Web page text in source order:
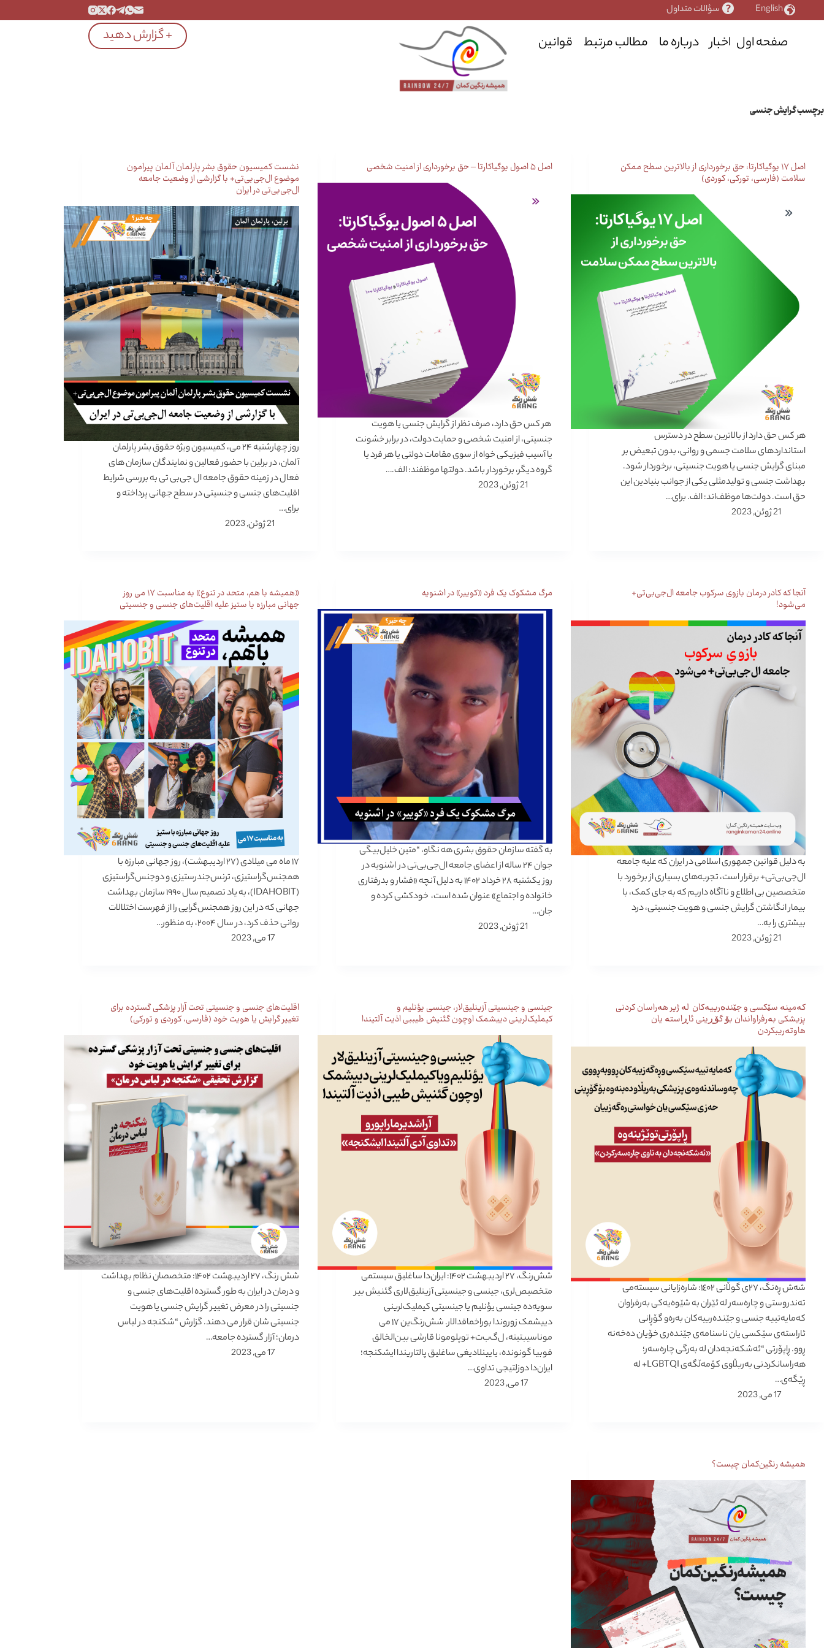
به
English سؤالات متداول
صفحه اول اخبار درباره ما مطالب مرتبط قوانین + گزارش دهید
برچسبگرایش جنسی
اصل ۱۷ یوگیاکارتا: حق برخورداری از بالاترین سطح ممکن
سلامت (فارسی، تورکی، کوردی)
هر کس حق دارد از بالاترین سطح در دسترس
استانداردهای سلامت جسمی و روانی، بدون تبعیض بر
مبنای گرایش جنسی یا هویت جنسیتی، برخوردار شود.
بهداشت جنسی و تولیدمثلی یکی از جوانب بنیادین این
حق است. دولت‌ها موظف‌اند: الف. برای…
21 ژوئن, 2023
اصل ۵ اصول یوگیاکارتا – حق برخورداری از امنیت شخصی
هر کس حق دارد، صرف نظر از گرایش جنسی یا هویت
جنسیتی، از امنیت شخصی و حمایت دولت، در برابر خشونت
یا آسیب فیزیکی خواه از سوی مقامات دولتی یا هر فرد یا
گروه دیگر، برخوردار باشد. دولتها موظفند: الف.…
21 ژوئن, 2023
نشست کمیسیون حقوق بشر پارلمان آلمان پیرامون
موضوع ال‌جی‌بی‌تی+ با گزارشی از وضعیت جامعه
ال‌جی‌بی‌تی در ایران
روز چهارشنبه ۲۴ می، کمیسیون ویژه حقوق بشر پارلمان
آلمان، در برلین با حضور فعالین و نمایندگان سازمان های
فعال در زمینه حقوق جامعه ال جی‌بی تی به بررسی شرایط
اقلیت‌های جنسی و جنسیتی در سطح جهانی پرداخته و
برای…
21 ژوئن, 2023
آنجا که کادر درمان بازوی سرکوب جامعه ال‌جی‌بی‌تی‌+
می‌شود!
به دلیل قوانین جمهوری اسلامی در ایران که علیه جامعه
ال‌جی‌بی‌تی+ برقرار است، تجربه‌های بسیاری از برخورد با
متخصصین بی اطلاع و ناآگاه داریم که به‌ جای کمک، با
بیمار انگاشتن گرایش جنسی و هویت جنسیتی، درد
بیشتری را به…
21 ژوئن, 2023
مرگ مشکوک یک فرد «کوییر» در اشنویه
به گفته سازمان حقوق بشری هه نگاو، “متین خلیل‌بیگی
جوان ۲۴ ساله از اعضای جامعه ال‌جی‌بی‌تی در اشنویه در
روز یکشنبه ۲۸ خرداد ۱۴۰۲ به دلیل آنچه «فشار و بدرفتاری
خانواده و اجتماع» عنوان شده است، خودکشی کرده و
جان…
21 ژوئن, 2023
«همیشه با هم، متحد در تنوع» به مناسبت ۱۷ می روز
جهانی مبارزه با ستیز علیه اقلیت‌های جنسی و جنسیتی
۱۷ ماه می میلادی (۲۷ اردیبهشت)، روز جهانی مبارزه با
همجنس‌گرا‌ستیزی، ترنس‌جندرستیزی و دوجنس‌گرا‌ستیزی
(IDAHOBIT)، به یاد تصمیم سال ۱۹۹۰ سازمان بهداشت
جهانی که در این روز همجنس‌گرایی را از فهرست اختلالات
روانی حذف کرد، در سال ۲۰۰۴، به منظور…
17 می, 2023
کەمینە سێکسی و جێندەرییەکان لە ژیر هەراسان کردنی
پزیشکی بەرفراواندان بۆ گۆڕینی ئاڕاستە یان
هاوتەریبکردن
شەش ڕەنگ، ٢٧ی گوڵانی ١٤٠٢: شارەزایانی سیستەمی
تەندروستی و چارەسەر لە ئێران بە شێوەیەکی بەرفراوان
کەمایەتییە جنسی و جێندەرییەکان بەرەو گۆڕانی
ئاراستەی سێکسی یان ناسنامەی جێندەری خۆیان دەخەنە
ڕوو. ڕاپۆرتی “ئەشکەنجەدان لە بەرگی چارەسەر؛
هەراسانکردنی بەربڵاوی کۆمەڵگەی LGBTQI+ لە
ڕێگەی…
17 می, 2023
جینسی و جینسیتی آزینلیق‌لار، جینسی یؤنلیم و
کیملیک‌لرینی دییشمک اوچون گئنیش طیببی اذیت آلتیندا
شش‌رنگ، ۲۷ اردیبهشت ۱۴۰۲: ایران‌دا ساغلیق سیستمی
متخصیص‌لری، جینسی و جینسیتی آزینلیق‌لاری گئنیش بیر
سویه‌ده جینسی یؤنلیم یا جینسیتی کیملیک‌لرینی
دییشمک زوروندا بوراخماقدالار. شش‌رنگ‌ین ۱۷ می
موناسیبتینه، ل‌گ‌ب‌ت+ توپلومونا قارشی بین‌الخالق
فوبیا گونونده، یایینلادیغی ساغلیق پالتاریندا ایشکنجه؛
ایران‌دا دوزلتیجی تداوی…
17 می, 2023
اقلیت‌های جنسی و جنسیتی تحت آزار پزشکی گسترده برای
تغییر گرایش یا هویت خود (فارسی، کوردی و تورکی)
شش رنگ، ۲۷ اردیبهشت ۱۴۰۲: متخصصان نظام بهداشت
و درمان در ایران به طور گسترده اقلیت‌های جنسی و
جنسیتی را در معرض تغییر گرایش جنسی یا هویت
جنسیتی شان قرار می دهند. گزارش “شکنجه در لباس
درمان؛ آزار گسترده جامعه…
17 می, 2023
همیشه رنگین‌کمان چیست؟